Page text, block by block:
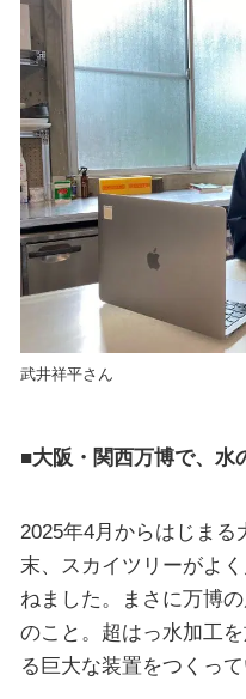
武井祥平さん
■大阪・関西万博で、水
2025年4月からはじまる
末、スカイツリーがよ
ねました。まさに万博
のこと。超はっ水加工
る巨大な装置をつくって